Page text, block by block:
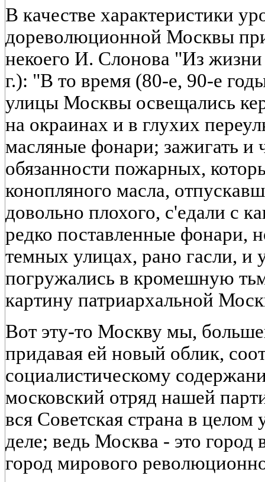
В качестве характеристики
дореволюционной Москвы
некоего И. Слонова "Из
г.): "В то время (80-е, 90-е
улицы Москвы освещались
на окраинах и в глухих
масляные фонари; зажигать и
обязанности пожарных,
конопляного масла,
довольно плохого, с'едали с
редко поставленные фонари,
темных улицах, рано гасли, и
погружались в кромешную
картину патриархальной
Вот эту-то Москву мы,
придавая ей новый облик,
социалистическому
московский отряд нашей
вся Советская страна в целом
деле; ведь Москва - это
город мирового